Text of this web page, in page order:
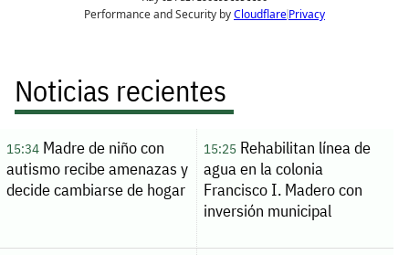
Noticias recientes
15:34Madre de niño con
autismo recibe amenazas y
decide cambiarse de hogar
15:25Rehabilitan línea de
agua en la colonia
Francisco I. Madero con
inversión municipal